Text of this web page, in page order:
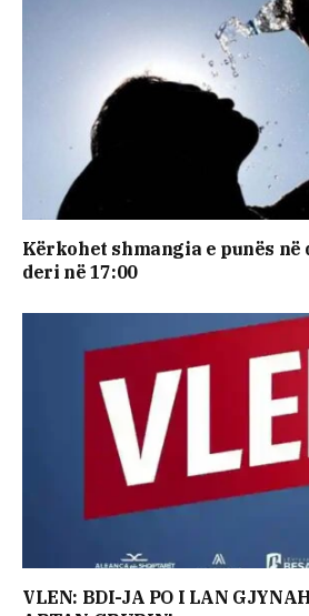
Kërkohet shmangia e punës në
deri në 17:00
VLEN: BDI-JA PO I LAN